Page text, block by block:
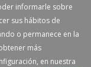
informarle sobre
sus hábitos de
o permanece en la
más
en nuestra